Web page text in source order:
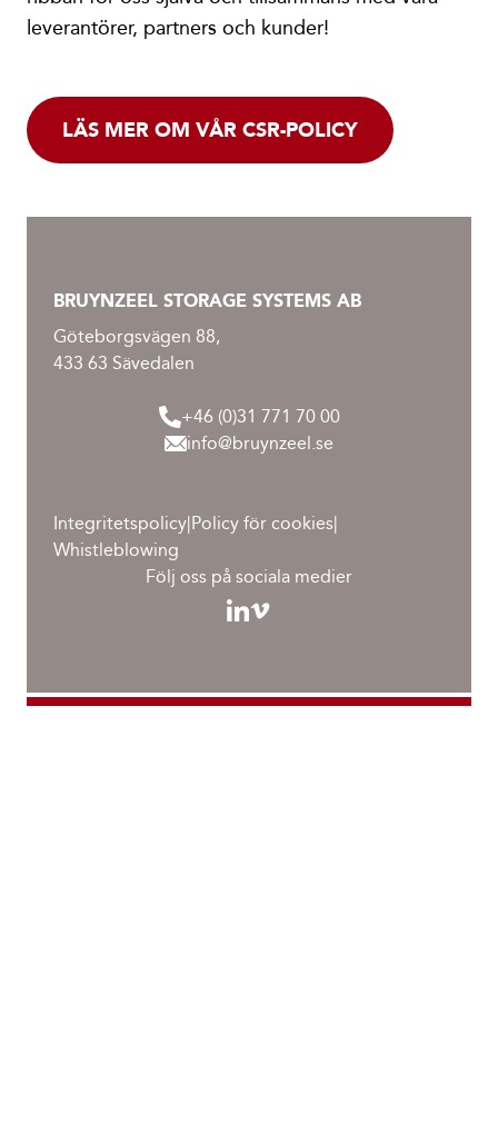
leverantörer, partners och kunder!
LÄS MER OM VÅR CSR-POLICY
BRUYNZEEL STORAGE SYSTEMS AB
Göteborgsvägen 88,
433 63 Sävedalen
+46 (0)31 771 70 00
info@bruynzeel.se
Integritetspolicy|Policy för cookies|
Whistleblowing
Följ oss på sociala medier